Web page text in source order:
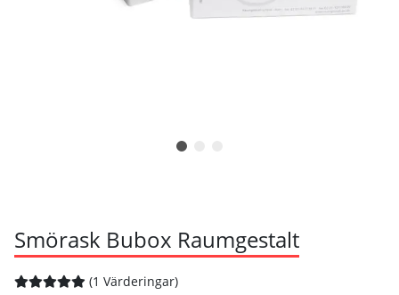
Smörask Bubox Raumgestalt
(1 Värderingar)